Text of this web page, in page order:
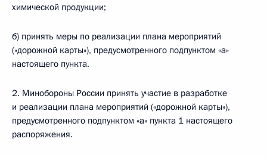
химической продукции;
б) принять меры по реализации плана мероприятий
(«дорожной карты»), предусмотренного подпунктом «а»
настоящего пункта.
2. Минобороны России принять участие в разработке
и реализации плана мероприятий («дорожной карты»),
предусмотренного подпунктом «а» пункта 1 настоящего
распоряжения.